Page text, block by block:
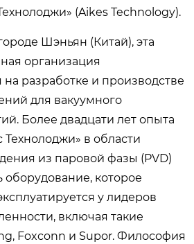
(Aikes Technology).
Шэньян (Китай), эта
организация
разработке и производстве
для вакуумного
Более двадцати лет опыта
в области
из паровой фазы (PVD)
оборудование, которое
у лидеров
включая такие
Foxconn и Supor. Философия